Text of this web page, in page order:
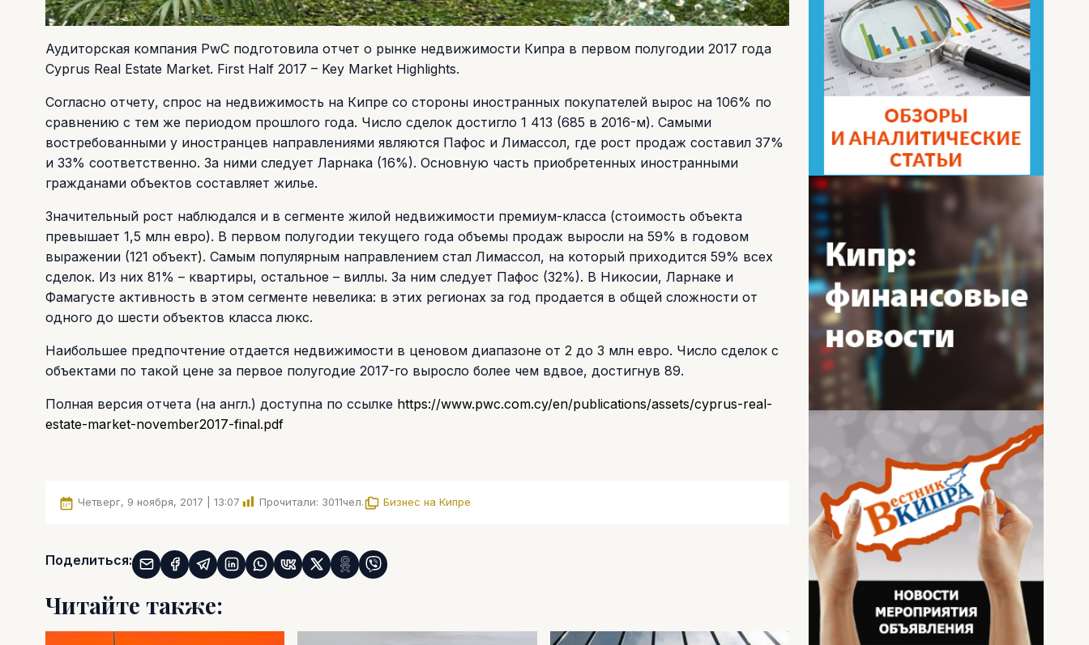
Аудиторская компания PwC подготовила отчет о рынке недвижимости Кипра в первом полугодии 2017 года
Cyprus Real Estate Market. First Half 2017 – Key Market Highlights.
Согласно отчету, спрос на недвижимость на Кипре со стороны иностранных покупателей вырос на 106% по
сравнению с тем же периодом прошлого года. Число сделок достигло 1 413 (685 в 2016-м). Самыми
востребованными у иностранцев направлениями являются Пафос и Лимассол, где рост продаж составил 37%
и 33% соответственно. За ними следует Ларнака (16%). Основную часть приобретенных иностранными
гражданами объектов составляет жилье.
Значительный рост наблюдался и в сегменте жилой недвижимости премиум-класса (стоимость объекта
превышает 1,5 млн евро). В первом полугодии текущего года объемы продаж выросли на 59% в годовом
выражении (121 объект). Самым популярным направлением стал Лимассол, на который приходится 59% всех
сделок. Из них 81% – квартиры, остальное – виллы. За ним следует Пафос (32%). В Никосии, Ларнаке и
Фамагусте активность в этом сегменте невелика: в этих регионах за год продается в общей сложности от
одного до шести объектов класса люкс.
Наибольшее предпочтение отдается недвижимости в ценовом диапазоне от 2 до 3 млн евро. Число сделок с
объектами по такой цене за первое полугодие 2017-го выросло более чем вдвое, достигнув 89.
Полная версия отчета (на англ.) доступна по ссылке https://www.pwc.com.cy/en/publications/assets/cyprus-real-
estate-market-november2017-final.pdf
Четверг, 9 ноября, 2017 | 13:07 Прочитали: 3011чел. Бизнес на Кипре
Поделиться:
Читайте также: